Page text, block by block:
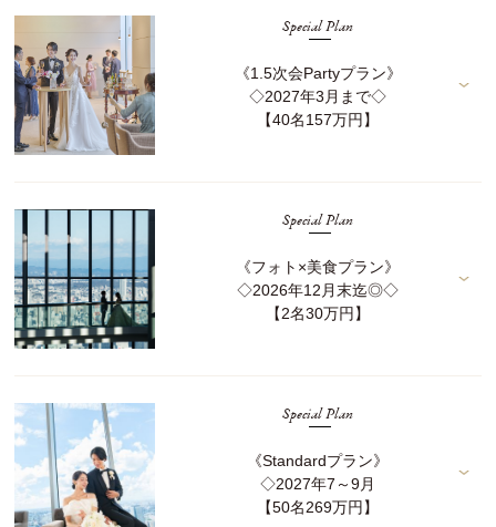
Special Plan
《1.5次会Partyプラン》
◇2027年3月まで◇
【40名157万円】
Special Plan
《フォト×美食プラン》
◇2026年12月末迄◎◇
【2名30万円】
Special Plan
《Standardプラン》
◇2027年7～9月
【50名269万円】